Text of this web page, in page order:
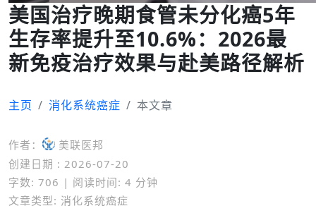
美国治疗晚期食管未分化癌5年
生存率提升至10.6%：2026最
新免疫治疗效果与赴美路径解析
主页 消化系统癌症 本文章
作者：
美联医邦
创建日期 : 2026-07-20
字数: 706 | 阅读时间: 4 分钟
文章类型: 消化系统癌症